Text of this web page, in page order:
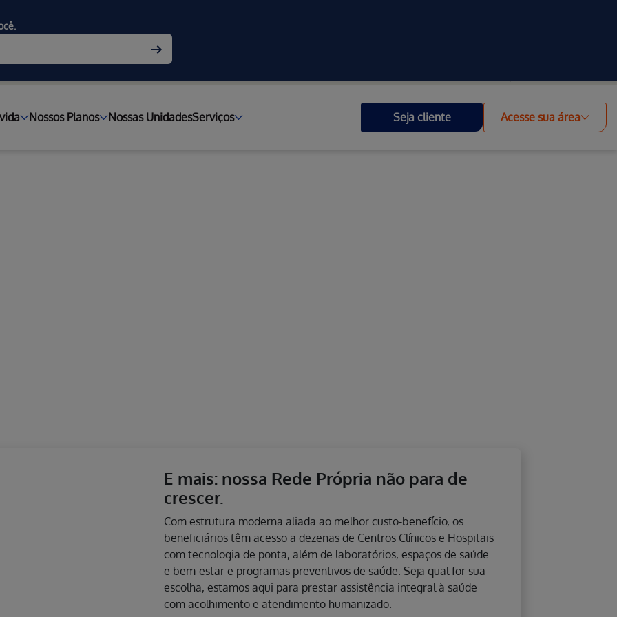
Nossos Planos Nossas UnidadesServiços Seja cliente Acesse sua área
Ao buscar um plano de saúde para sua
empresa
É preciso escolher aquele que investe no cuidado com a saúde e
entende que isso passa, também, pela escolha inteligente do
produto ideal. Temos uma linha completa de planos de saúde
empresariais com acomodação em enfermaria ou apartamento,
além de opções com ou sem coparticipação e benefícios
adicionais.
Next